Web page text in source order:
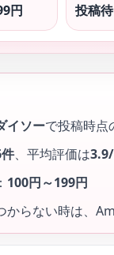
円 投稿
イソーで投稿時点
、平均評価は
100円～199円
からない時は、